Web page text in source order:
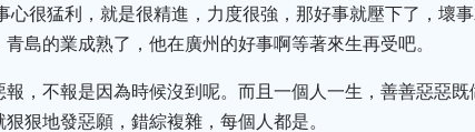
心很猛利，就是很精進，力度很強，那好事就壓下了，壞
島的業成熟了，他在廣州的好事啊等著來生再受吧。
報，不報是因為時候沒到呢。而且一個人一生，善善惡惡
狠地發惡願，錯綜複雜，每個人都是。